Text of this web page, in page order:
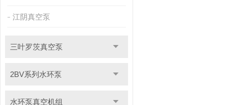
江阴真空泵
三叶罗茨真空泵
2BV系列水环泵
水环泵真空机组